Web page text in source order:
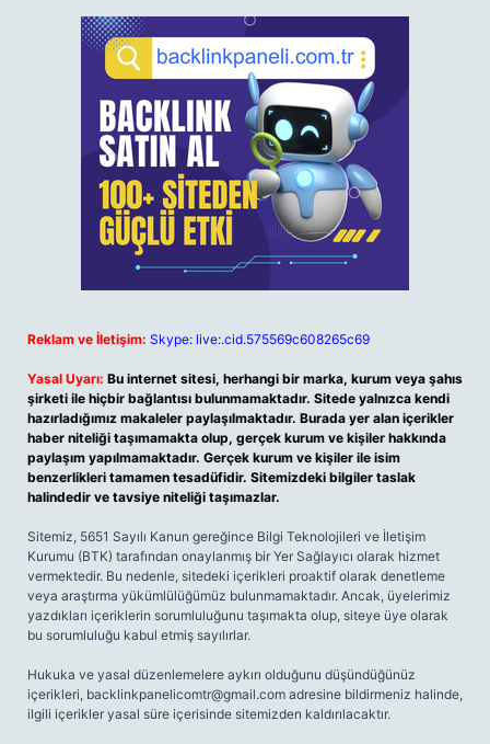
Reklam ve İletişim: Skype: live:.cid.575569c608265c69
Yasal Uyarı: Bu internet sitesi, herhangi bir marka, kurum veya şahıs
şirketi ile hiçbir bağlantısı bulunmamaktadır. Sitede yalnızca kendi
hazırladığımız makaleler paylaşılmaktadır. Burada yer alan içerikler
haber niteliği taşımamakta olup, gerçek kurum ve kişiler hakkında
paylaşım yapılmamaktadır. Gerçek kurum ve kişiler ile isim
benzerlikleri tamamen tesadüfidir. Sitemizdeki bilgiler taslak
halindedir ve tavsiye niteliği taşımazlar.
Sitemiz, 5651 Sayılı Kanun gereğince Bilgi Teknolojileri ve İletişim
Kurumu (BTK) tarafından onaylanmış bir Yer Sağlayıcı olarak hizmet
vermektedir. Bu nedenle, sitedeki içerikleri proaktif olarak denetleme
veya araştırma yükümlülüğümüz bulunmamaktadır. Ancak, üyelerimiz
yazdıkları içeriklerin sorumluluğunu taşımakta olup, siteye üye olarak
bu sorumluluğu kabul etmiş sayılırlar.
Hukuka ve yasal düzenlemelere aykırı olduğunu düşündüğünüz
içerikleri, backlinkpanelicomtr@gmail.com adresine bildirmeniz halinde,
ilgili içerikler yasal süre içerisinde sitemizden kaldırılacaktır.